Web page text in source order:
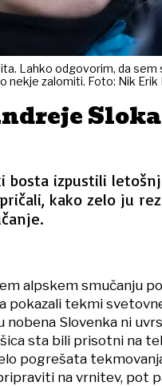
Lahko odgovorim, da sem
nekje zalomiti. Foto: Nik Erik
bosta izpustili
kako zelo ju
alpskem smučanju
pokazali tekmi
nobena Slovenka ni
sta bili prisotni na
pogrešata
na vrnitev, pot